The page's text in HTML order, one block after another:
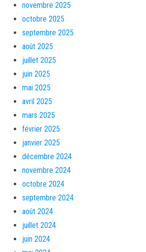
novembre 2025
octobre 2025
septembre 2025
août 2025
juillet 2025
juin 2025
mai 2025
avril 2025
mars 2025
février 2025
janvier 2025
décembre 2024
novembre 2024
octobre 2024
septembre 2024
août 2024
juillet 2024
juin 2024